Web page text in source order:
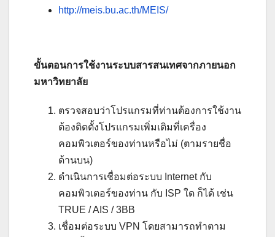
http://meis.bu.ac.th/MEIS/
ขั้นตอนการใช้งานระบบสารสนเทศจากภายนอก
มหาวิทยาลัย
ตรวจสอบว่าโปรแกรมที่ท่านต้องการใช้งาน
ต้องติดตั้งโปรแกรมเพิ่มเติมที่เครื่อง
คอมพิวเตอร์ของท่านหรือไม่ (ตามรายชื่อ
ด้านบน)
ดำเนินการเชื่อมต่อระบบ Internet กับ
คอมพิวเตอร์ของท่าน กับ ISP ใด ก็ได้ เช่น
TRUE / AIS / 3BB
เชื่อมต่อระบบ VPN โดยสามารถทำตาม